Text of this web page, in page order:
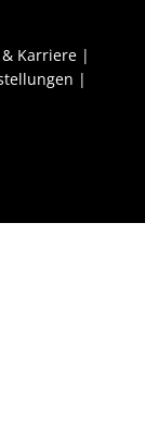
& Karriere